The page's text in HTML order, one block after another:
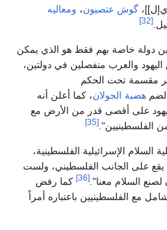
گوش عتصيون، ومعاليه
[32]
دولة خاصة بهم فقط هو الذي يمكن
والعرب منفصلين في دولتين،
مقسمة تحت الحكم
هضبة الجولان، كما أعلن أنه
على أقصى قدر من الأرض مع
الفلسطينيين". [35]
الإسرائيلية الفلسطينية،
يقع على الجانب الفلسطيني، ولست
السلام معنا". [36]
كما رفض
مع الفلسطينيين باعتباره أمراً